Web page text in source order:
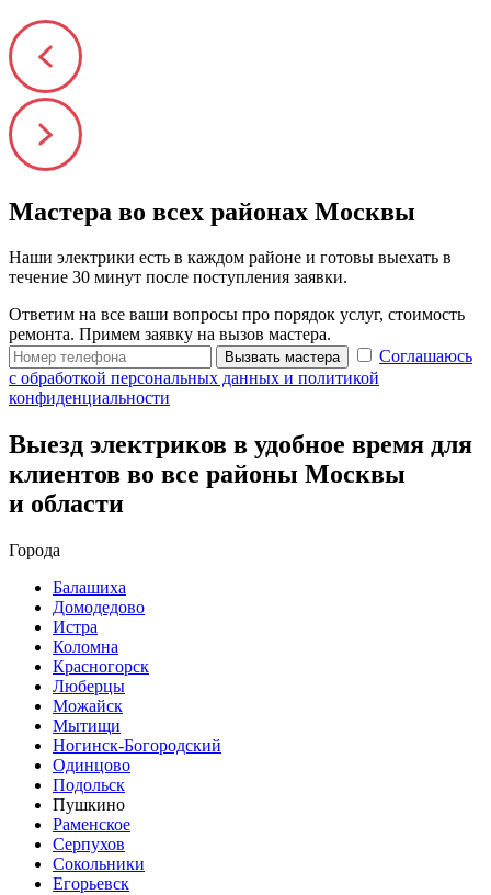
Мастера во всех районах Москвы
Наши электрики есть в каждом районе и готовы выехать в
течение 30 минут после поступления заявки.
Ответим на все ваши вопросы про порядок услуг, стоимость
ремонта. Примем заявку на вызов мастера.
Вызвать мастера
Соглашаюсь
с обработкой персональных данных и политикой
конфиденциальности
Выезд электриков в удобное время для
клиентов во все районы Москвы
и области
Города
Балашиха
Домодедово
Истра
Коломна
Красногорск
Люберцы
Можайск
Мытищи
Ногинск-Богородский
Одинцово
Подольск
Пушкино
Раменское
Серпухов
Сокольники
Егорьевск